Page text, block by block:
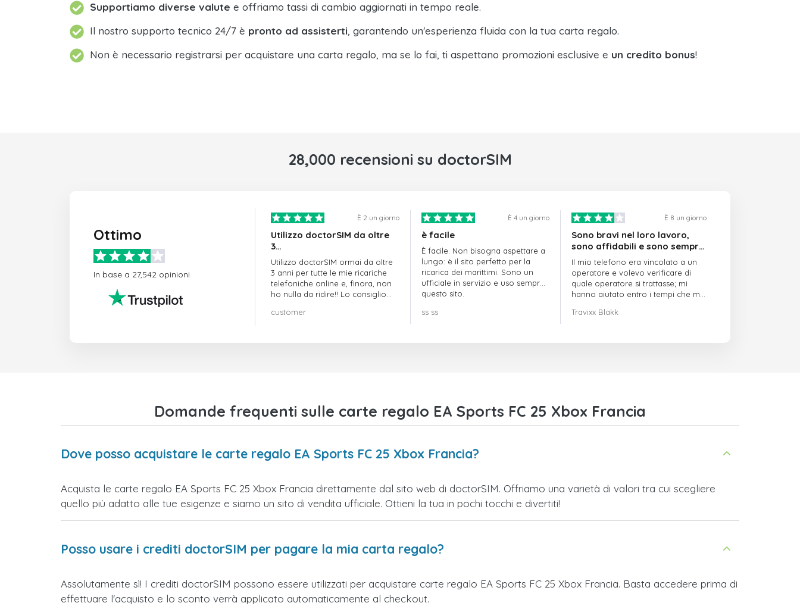
Supportiamo diverse valute e offriamo tassi di cambio aggiornati in tempo reale.
Il nostro supporto tecnico 24/7 è pronto ad assisterti, garantendo un'esperienza fluida con la tua carta regalo.
Non è necessario registrarsi per acquistare una carta regalo, ma se lo fai, ti aspettano promozioni esclusive e un credito bonus!
28,000 recensioni su doctorSIM
Ottimo
In base a 27,542 opinioni
È 2 un giorno
Utilizzo doctorSIM da oltre
3…
Utilizzo doctorSIM ormai da oltre
3 anni per tutte le mie ricariche
telefoniche online e, finora, non
ho nulla da ridire!! Lo consiglio
customer
È 4 un giorno
è facile
È facile. Non bisogna aspettare a
lungo: è il sito perfetto per la
ricarica dei marittimi. Sono un
ufficiale in servizio e uso sempre
questo sito.
ss ss
È 8 un giorno
Sono bravi nel loro lavoro,
sono affidabili e sono sempre
puntuali
Il mio telefono era vincolato a un
operatore e volevo verificare di
quale operatore si trattasse; mi
hanno aiutato entro i tempi che mi
Travixx Blakk
Domande frequenti sulle carte regalo EA Sports FC 25 Xbox Francia
Dove posso acquistare le carte regalo EA Sports FC 25 Xbox Francia?
Acquista le carte regalo EA Sports FC 25 Xbox Francia direttamente dal sito web di doctorSIM. Offriamo una varietà di valori tra cui scegliere
quello più adatto alle tue esigenze e siamo un sito di vendita ufficiale. Ottieni la tua in pochi tocchi e divertiti!
Posso usare i crediti doctorSIM per pagare la mia carta regalo?
Assolutamente sì! I crediti doctorSIM possono essere utilizzati per acquistare carte regalo EA Sports FC 25 Xbox Francia. Basta accedere prima di
effettuare l'acquisto e lo sconto verrà applicato automaticamente al checkout.